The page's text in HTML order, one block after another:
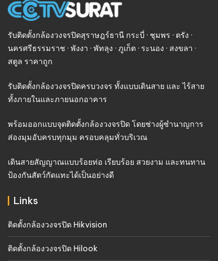
รับติดตั้งกล้องวงจรปิดสุราษฎร์ธานี กระบี่ · ชุมพร · ตรัง ·
นครศรีธรรมราช · พังงา · พัทลุง · ภูเก็ต · ระนอง · สงขลา ·
สตูล ราคาถูก
รับติดตั้งกล้องวงจรปิดครบวงจร ทั้งแบบเดินสาย และ ไร้สาย
ทั้งภายในและภายนอกอาคาร
พร้อมออกแบบจุดติดตั้งกล้องวงจรปิด โดยช่างผู้ชำนาญการ
ส่องมุมอับครบทุกมุม ครอบคลุมทั่วบริเวณ
เดินสายสัญญาณแบบร้อยท่อ เรียบร้อย สวยงาม และทนทาน
ป้องกันสัตว์กัดแทะได้เป็นอย่างดี
Links
ติดตั้งกล้องวงจรปิด Hikvision
ติดตั้งกล้องวงจรปิด Hilook